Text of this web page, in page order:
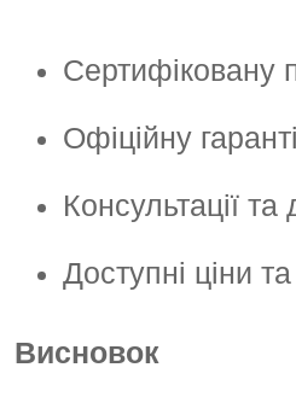
Сертифіковану
Офіційну
Консультації
Доступні ціни
Висновок